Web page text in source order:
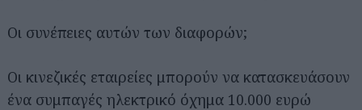
Οι συνέπειες αυτών των διαφορών;
Οι κινεζικές εταιρείες μπορούν να κατασκευάσουν
ένα συμπαγές ηλεκτρικό όχημα 10.000 ευρώ